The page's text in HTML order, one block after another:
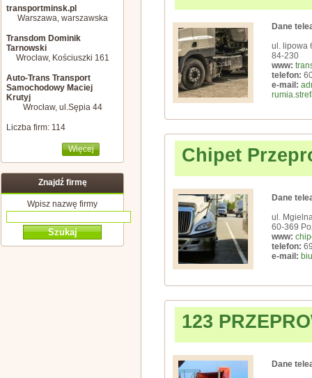
transportminsk.pl
Warszawa, warszawska
Transdom Dominik
Tarnowski
Wrocław, Kościuszki 161
Auto-Trans Transport
Samochodowy Maciej
Krutyj
Wrocław, ul.Sępia 44
Liczba firm: 114
Więcej
Znajdź firmę
Wpisz nazwę firmy
Dane
ul. lipowa
84-230
www:
telefon:
e-mail:
Chipet
Dane
ul.
60-369
www:
telefon:
e-mail:
123
Dane